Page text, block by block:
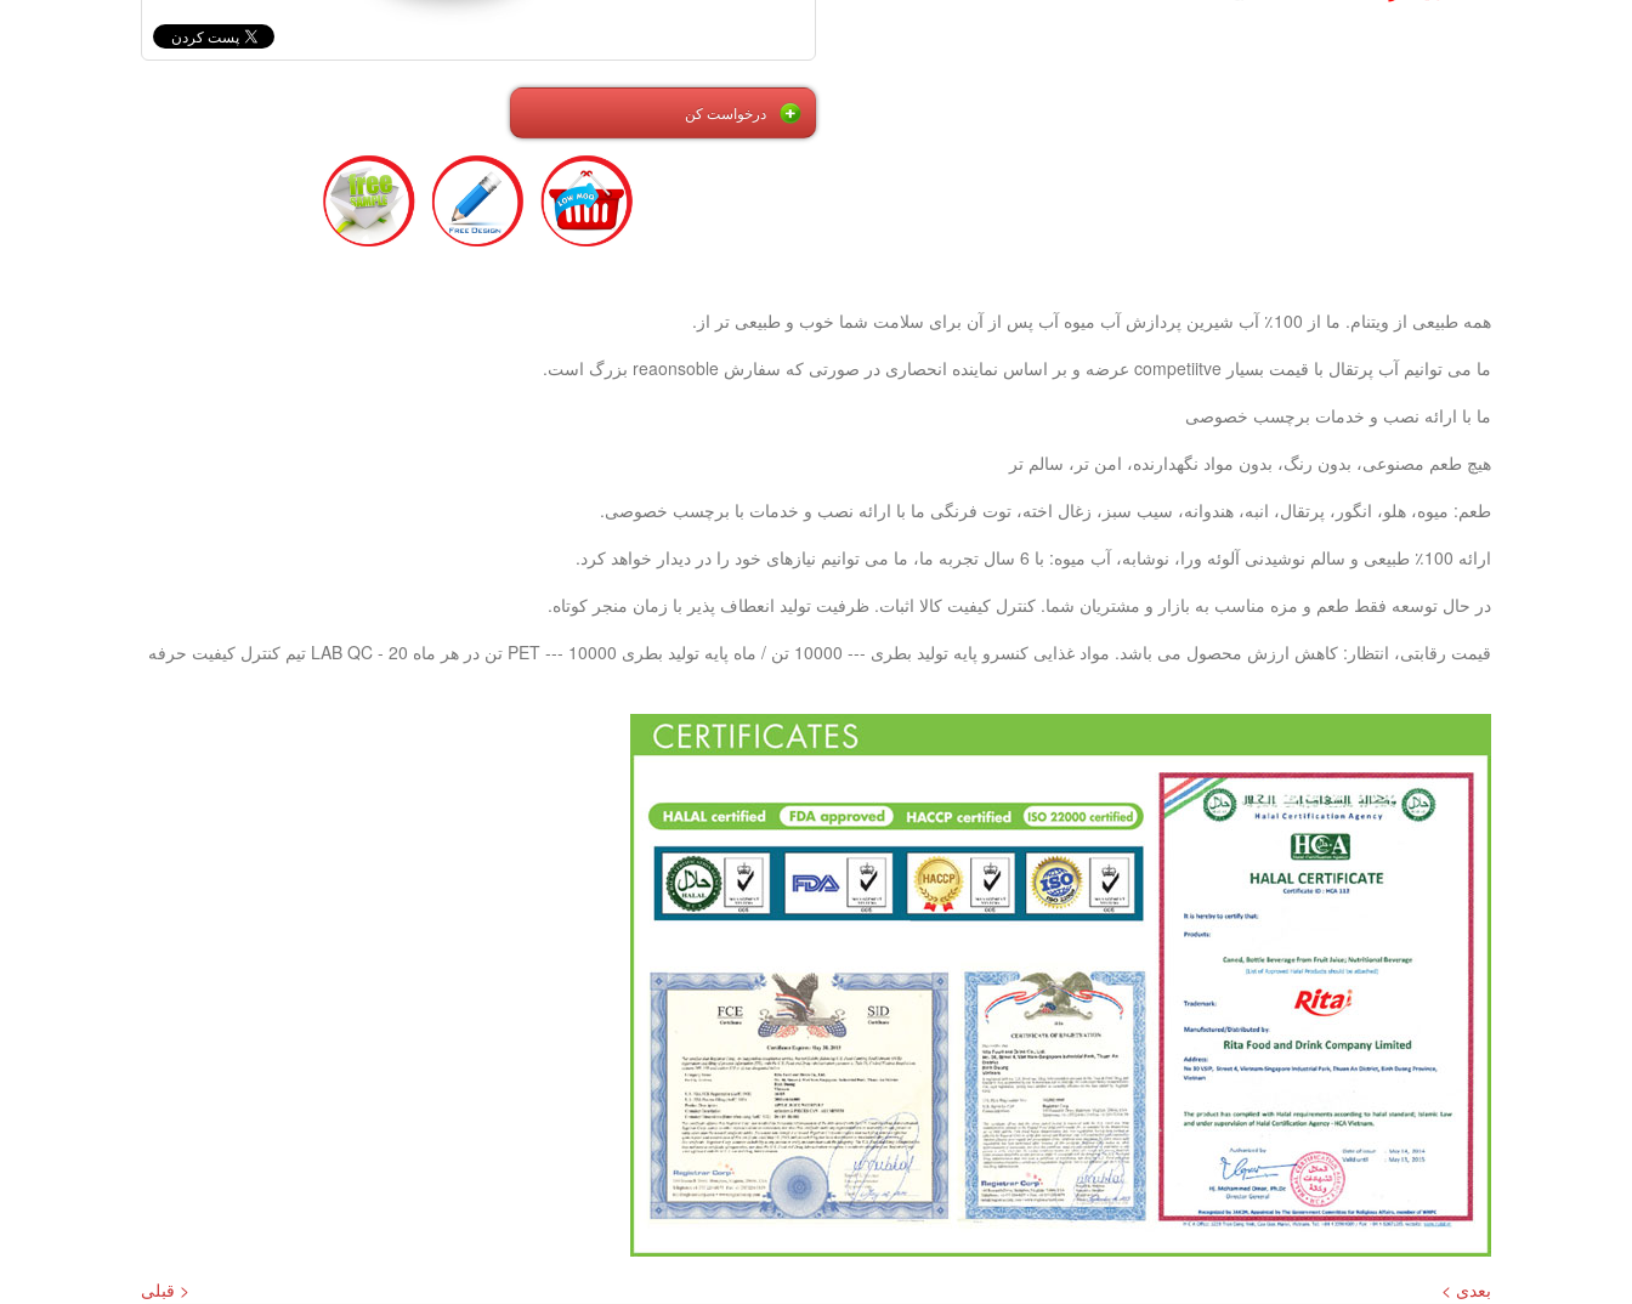
درخواست کن
همه طبیعی از ویتنام. ما از 100٪ آب شیرین پردازش آب میوه آب پس از آن برای سلامت شما خوب و طبیعی تر از.
ما می توانیم آب پرتقال با قیمت بسیار competiitve عرضه و بر اساس نماینده انحصاری در صورتی که سفارش reaonsoble بزرگ است.
ما با ارائه نصب و خدمات برچسب خصوصی
هیچ طعم مصنوعی، بدون رنگ، بدون مواد نگهدارنده، امن تر، سالم تر
طعم: میوه، هلو، انگور، پرتقال، انبه، هندوانه، سیب سبز، زغال اخته، توت فرنگی ما با ارائه نصب و خدمات با برچسب خصوصی.
ارائه 100٪ طبیعی و سالم نوشیدنی آلوئه ورا، نوشابه، آب میوه: با 6 سال تجربه ما، ما می توانیم نیازهای خود را در دیدار خواهد کرد.
در حال توسعه فقط طعم و مزه مناسب به بازار و مشتریان شما. کنترل کیفیت کالا اثبات. ظرفیت تولید انعطاف پذیر با زمان منجر کوتاه.
قیمت رقابتی، انتظار: کاهش ارزش محصول می باشد. مواد غذایی کنسرو پایه تولید بطری --- 10000 تن / ماه پایه تولید بطری PET --- 10000 تن در هر ماه LAB QC - 20 تیم کنترل کیفیت حرفه
< قبلی بعدی >